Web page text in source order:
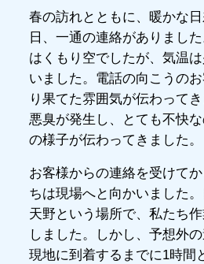
春の訪れとともに、暖かな
日、一通の連絡がありまし
はくもり空でしたが、気温
いました。電話の向こうの
り果てた雰囲気が伝わって
悪臭が発生し、とても不快
の様子が伝わってきました。
お客様からの連絡を受けて
ちは現場へと向かいました
天野という場所で、私たち
しました。しかし、予想外
現地に到着するまでに1時間